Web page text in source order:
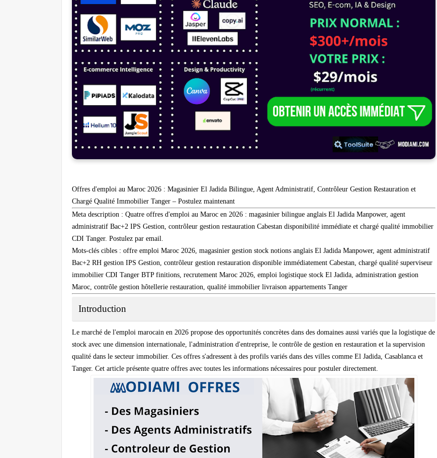
Offres d'emploi au Maroc 2026 : Magasinier El Jadida Bilingue, Agent Administratif, Contrôleur Gestion Restauration et
Chargé Qualité Immobilier Tanger – Postulez maintenant
Meta description : Quatre offres d'emploi au Maroc en 2026 : magasinier bilingue anglais El Jadida Manpower, agent
administratif Bac+2 IPS Gestion, contrôleur gestion restauration Cabestan disponibilité immédiate et chargé qualité immobilier
CDI Tanger. Postulez par email.
Mots-clés cibles : offre emploi Maroc 2026, magasinier gestion stock notions anglais El Jadida Manpower, agent administratif
Bac+2 RH gestion IPS Gestion, contrôleur gestion restauration disponible immédiatement Cabestan, chargé qualité superviseur
immobilier CDI Tanger BTP finitions, recrutement Maroc 2026, emploi logistique stock El Jadida, administration gestion
Maroc, contrôle gestion hôtellerie restauration, qualité immobilier livraison appartements Tanger
Introduction
Le marché de l'emploi marocain en 2026 propose des opportunités concrètes dans des domaines aussi variés que la logistique de
stock avec une dimension internationale, l'administration d'entreprise, le contrôle de gestion en restauration et la supervision
qualité dans le secteur immobilier. Ces offres s'adressent à des profils variés dans des villes comme El Jadida, Casablanca et
Tanger. Cet article présente quatre offres avec toutes les informations nécessaires pour postuler directement.